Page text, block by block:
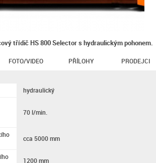
třídič HS 800 Selector s hydraulickým pohonem.
FOTO/VIDEO PŘÍLOHY PRODEJCI
hydraulický
70 l/min.
cca 5000 mm
1200 mm